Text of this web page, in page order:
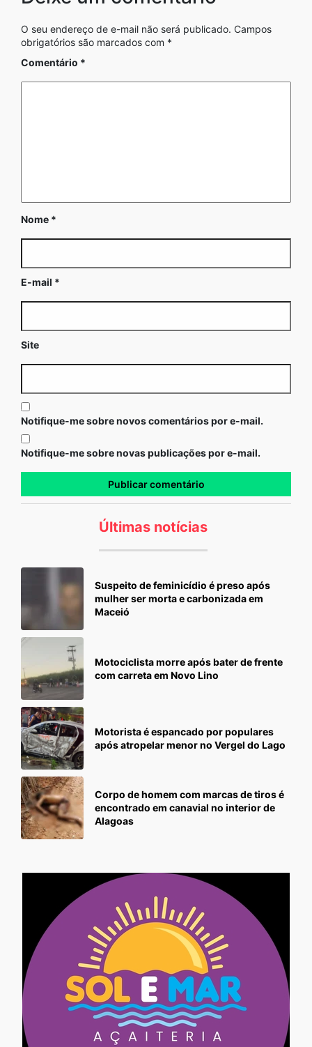
O seu endereço de e-mail não será publicado. Campos
obrigatórios são marcados com *
Comentário *
Nome *
E-mail *
Site
Notifique-me sobre novos comentários por e-mail.
Notifique-me sobre novas publicações por e-mail.
Últimas notícias
Suspeito de feminicídio é preso após
mulher ser morta e carbonizada em
Maceió
Motociclista morre após bater de frente
com carreta em Novo Lino
Motorista é espancado por populares
após atropelar menor no Vergel do Lago
Corpo de homem com marcas de tiros é
encontrado em canavial no interior de
Alagoas